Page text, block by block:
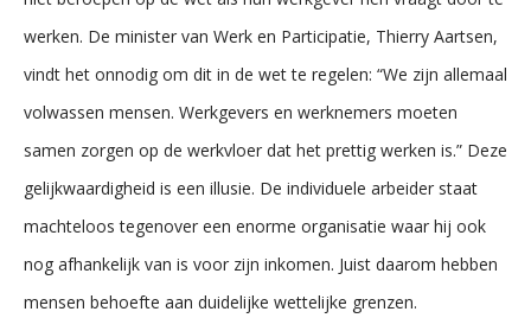
werken. De minister van Werk en Participatie, Thierry Aartsen,
vindt het onnodig om dit in de wet te regelen: “We zijn allemaal
volwassen mensen. Werkgevers en werknemers moeten
samen zorgen op de werkvloer dat het prettig werken is.” Deze
gelijkwaardigheid is een illusie. De individuele arbeider staat
machteloos tegenover een enorme organisatie waar hij ook
nog afhankelijk van is voor zijn inkomen. Juist daarom hebben
mensen behoefte aan duidelijke wettelijke grenzen.